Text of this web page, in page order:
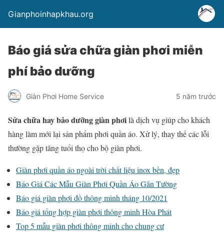
Gianphoinhapkhau.org
Báo giá sửa chữa giàn phơi miễn
phí bảo dưỡng
Giàn Phơi Home Service 5 năm trước
Sửa chữa hay bảo dưỡng giàn phơilà dịch vụ giúp cho khách
hàng làm mới lại sản phẩm phơi quần áo. Xử lý, thay thế các lỗi
thường gặp tăng tuổi thọ cho bộ giàn phơi.
Giàn phơi quần áo ngoài trời chất liệu inox bền, đẹp
Báo Giá Các Mẫu Giàn Phơi Quần Áo Gắn Tường
Báo giá giàn phơi đồ thông minh tháng 10/2021
Báo giá tổng hợp giàn phơi thông minh Hòa Phát
Top 5 mẫu giàn phơi thông minh cho chung cư